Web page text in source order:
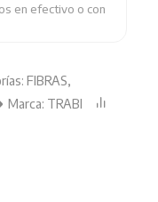
FIBRAS,
Marca: TRABI
en efectivo o con